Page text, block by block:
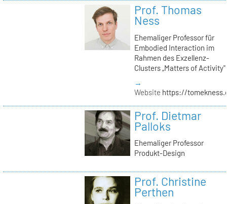
Prof. Thomas
Ness
Ehemaliger Professor für
Embodied Interaction im
Rahmen des Exzellenz-
Clusters „Matters of Activity"
→
Website https://
Prof. Dietmar
Palloks
Ehemaliger Professor
Produkt-Design
Prof. Christine
Perthen